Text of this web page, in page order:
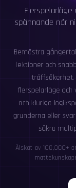
spännande när
Bemästra
lektioner och
träffsäkerhet.
flerspelarläge
och kluriga
grunderna eller
säkra
Älskat av 100,000+